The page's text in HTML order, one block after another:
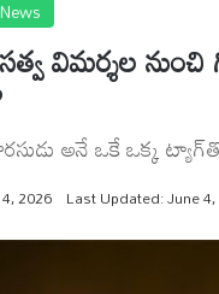
విమర్శల నుంచి
అనే ఒకే ఒక్క
2026 Last Updated: June